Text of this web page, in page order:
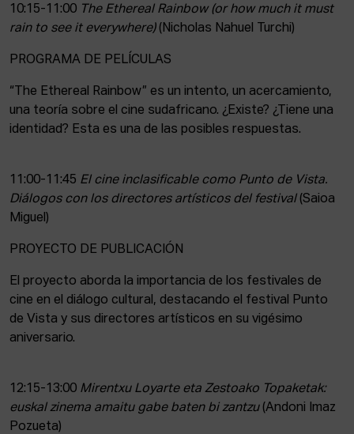
10:15-11:00 The Ethereal Rainbow (or how much it must
rain to see it everywhere)(Nicholas Nahuel Turchi)
PROGRAMA DE PELÍCULAS
“The Ethereal Rainbow” es un intento, un acercamiento,
una teoría sobre el cine sudafricano. ¿Existe? ¿Tiene una
identidad? Esta es una de las posibles respuestas.
11:00-11:45 El cine inclasificable como Punto de Vista.
Diálogos con los directores artísticos del festival(Saioa
Miguel)
PROYECTO DE PUBLICACIÓN
El proyecto aborda la importancia de los festivales de
cine en el diálogo cultural, destacando el festival Punto
de Vista y sus directores artísticos en su vigésimo
aniversario.
12:15-13:00 Mirentxu Loyarte eta Zestoako Topaketak:
euskal zinema amaitu gabe baten bi zantzu(Andoni Imaz
Pozueta)